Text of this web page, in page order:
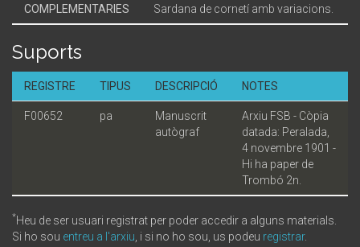
COMPLEMENTARIES
Sardana de cornetí amb variacions.
Suports
REGISTRE TIPUS DESCRIPCIÓ NOTES
F00652 pa
Manuscrit
autògraf
Arxiu FSB - Còpia
datada: Peralada,
4 novembre 1901 -
Hi ha paper de
Trombó 2n.
*Heu de ser usuari registrat per poder accedir a alguns materials.
Si ho sou entreu a l'arxiu , i si no ho sou, us podeu registrar.